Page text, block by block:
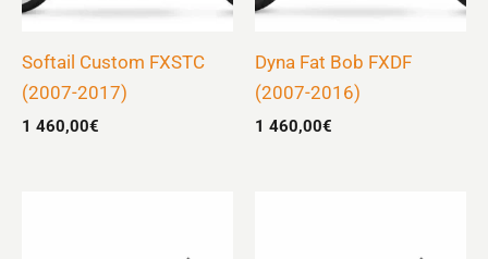
Softail Custom FXSTC
(2007-2017)
1 460,00€
Dyna Fat Bob FXDF
(2007-2016)
1 460,00€